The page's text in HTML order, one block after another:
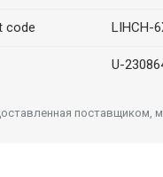
code LIHCH-
U-
поставщиком,